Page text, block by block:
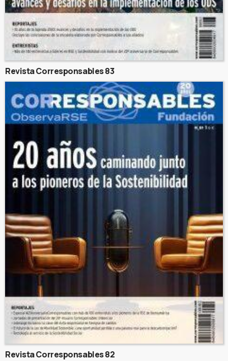
Revista Corresponsables 83
Revista Corresponsables 82